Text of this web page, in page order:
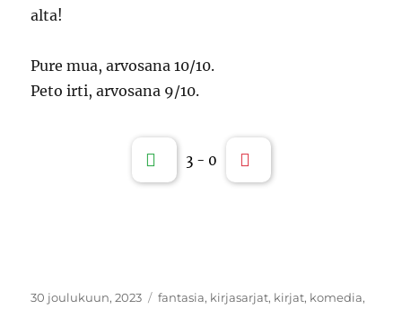
alta!
Pure mua, arvosana 10/10.
Peto irti, arvosana 9/10.
3 - 0
Julkaistu
30 joulukuun, 2023 Kategoriat
fantasia, kirjasarjat, kirjat, komedia,